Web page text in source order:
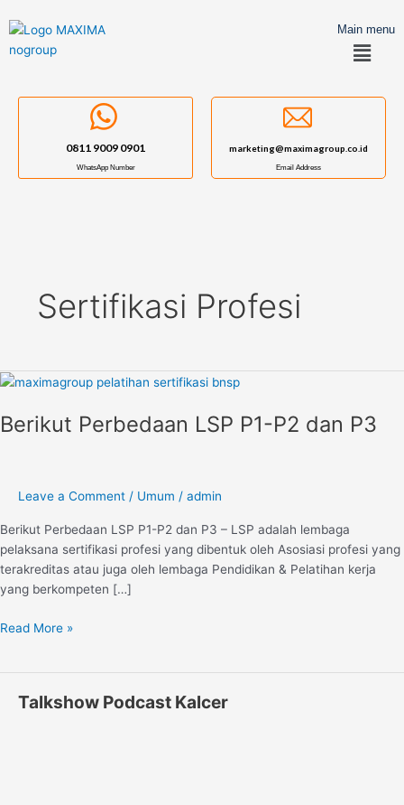
content
Main menu
Menu
0811 9009 0901
WhatsApp Number
marketing@maximagroup.co.id
Email Address
Sertifikasi Profesi
Berikut Perbedaan LSP P1-P2 dan P3
Leave a Comment / Umum / admin
Berikut Perbedaan LSP P1-P2 dan P3 – LSP adalah lembaga
pelaksana sertifikasi profesi yang dibentuk oleh Asosiasi profesi yang
terakreditas atau juga oleh lembaga Pendidikan & Pelatihan kerja
yang berkompeten […]
Berikut
LSP
Read More »
Talkshow Podcast Kalcer